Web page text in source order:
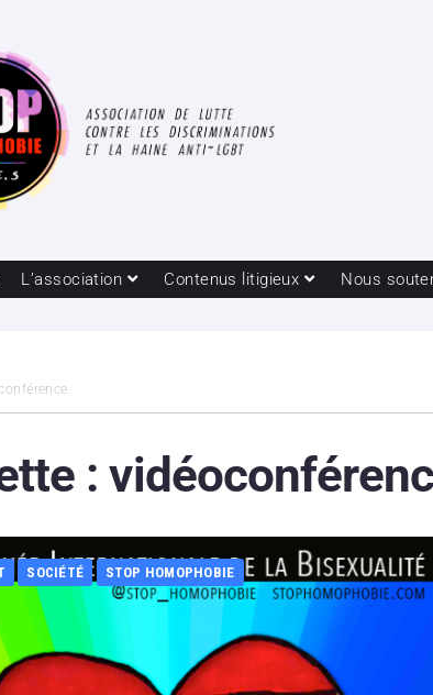
L’association Contenus litigieux Nous
:
SOCIÉTÉ STOP HOMOPHOBIE